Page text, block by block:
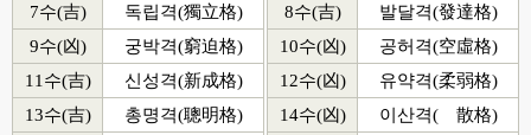
7수(吉)
독립격(獨立格) 8수(吉)
발달격(發達格)
9수(凶)
궁박격(窮迫格) 10수(凶)
공허격(空虛格)
11수(吉)
신성격(新成格) 12수(凶)
유약격(柔弱格)
13수(吉)
총명격(聰明格) 14수(凶)
이산격(離散格)